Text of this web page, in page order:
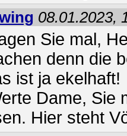
08.01.2023,
Sie mal,
denn die
ist ja ekelhaft!
Dame, Sie
Hier steht